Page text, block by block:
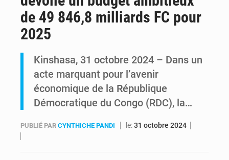
RDC : Raïssa Malu lance les préparatifs d’une Table ronde nationale sur l’éducation inclusive des enfants handicapés
de 49 846,8 milliards FC pour
2025
Kinshasa, 31 octobre 2024 – Dans un
acte marquant pour l’avenir
économique de la République
Démocratique du Congo (RDC), la…
PUBLIÉ PAR CYNTHICHE PANDI le:31 octobre 2024